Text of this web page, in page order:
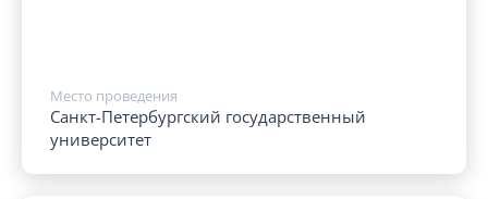
Место проведения
Санкт-Петербургский государственный
университет